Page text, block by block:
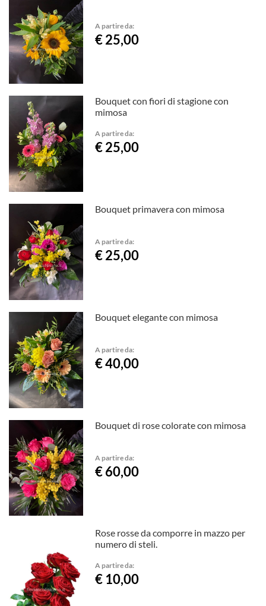
A partire da:
€ 25,00
Bouquet con fiori di stagione con
mimosa
A partire da:
€ 25,00
Bouquet primavera con mimosa
A partire da:
€ 25,00
Bouquet elegante con mimosa
A partire da:
€ 40,00
Bouquet di rose colorate con mimosa
A partire da:
€ 60,00
Rose rosse da comporre in mazzo per
numero di steli.
A partire da:
€ 10,00